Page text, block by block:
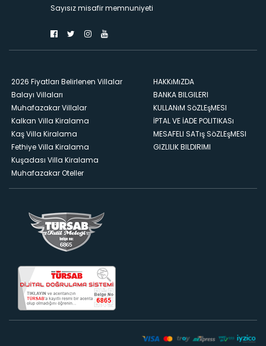
Sayısız misafir memnuniyeti
2026 Fiyatları Belirlenen Villalar
Balayı Villaları
Muhafazakar Villalar
Kalkan Villa Kiralama
Kaş Villa Kiralama
Fethiye Villa Kiralama
Kuşadası Villa Kiralama
Muhafazakar Oteller
HAKKıMıZDA
BANKA BILGILERI
KULLANıM SöZLEşMESI
İPTAL VE İADE POLITIKASı
MESAFELI SATış SöZLEşMESI
GIZLILIK BILDIRIMI